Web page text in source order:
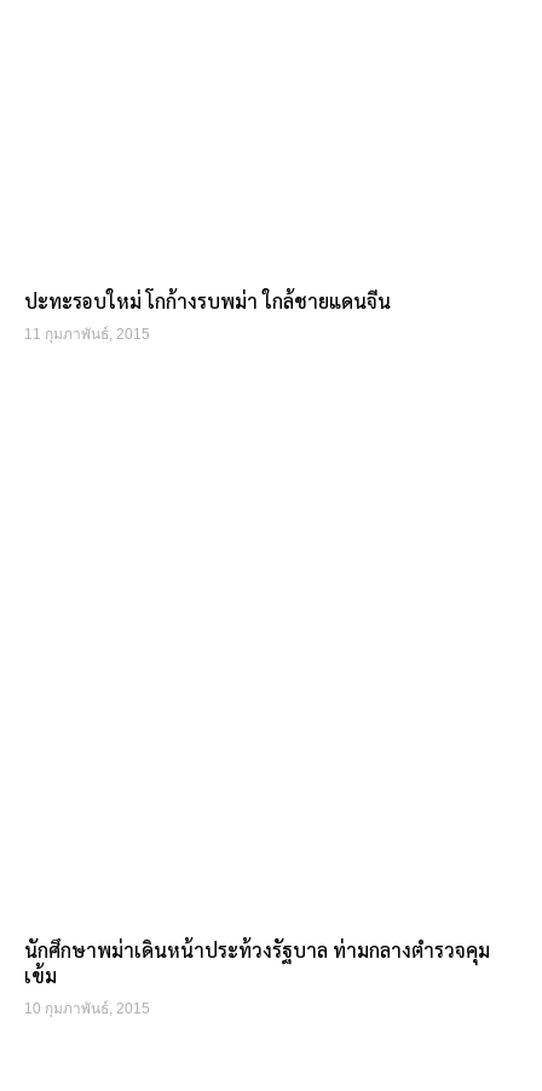
ปะทะรอบใหม่ โกก้างรบพม่า ใกล้ชายแดนจีน
11 กุมภาพันธ์, 2015
นักศึกษาพม่าเดินหน้าประท้วงรัฐบาล ท่ามกลางตำรวจคุม
เข้ม
10 กุมภาพันธ์, 2015